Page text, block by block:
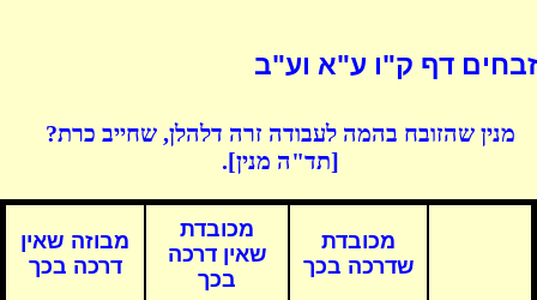
זבחים דף ק"ו ע"א וע"ב
מנין שהזובח בהמה לעבודה זרה דלהלן, שחייב כרת?
[תד"ה מנין].
מכובדת
שדרכה בכך
מכובדת
שאין דרכה
בכך
מבוזה שאין
דרכה בכך